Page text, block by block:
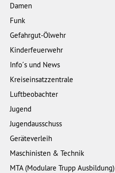
Damen
Funk
Gefahrgut-Ölwehr
Kinderfeuerwehr
Info´s und News
Kreiseinsatzzentrale
Luftbeobachter
Jugend
Jugendausschuss
Geräteverleih
Maschinisten & Technik
MTA (Modulare Trupp Ausbildung)